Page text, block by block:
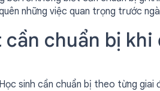
những việc quan trọng trước
chuẩn bị khi
sinh cần chuẩn bị theo từng